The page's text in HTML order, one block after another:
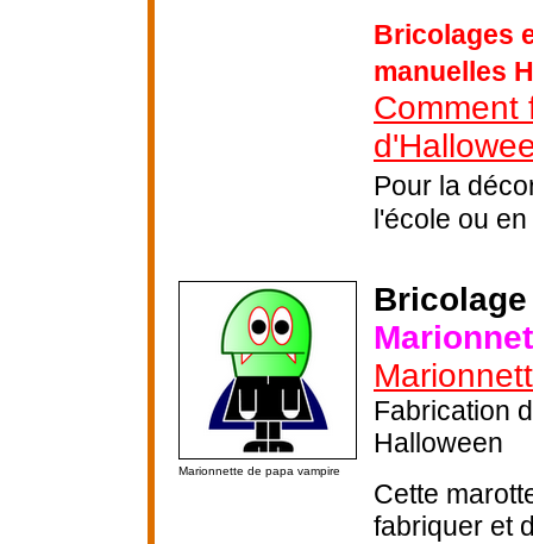
Bricolages
manuelles
Comment
Pour la
l'école ou
Marionnette de papa vampire
Fabrication
Halloween
Cette
fabriquer et